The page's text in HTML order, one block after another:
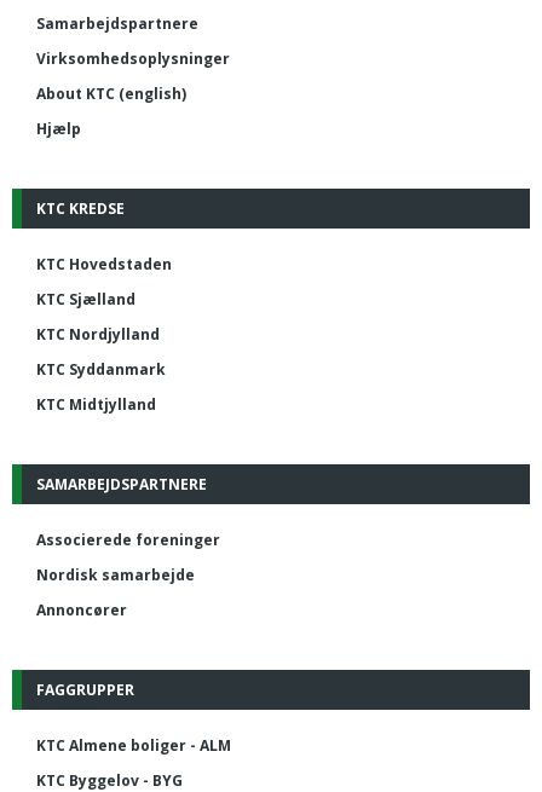
Samarbejdspartnere
Virksomhedsoplysninger
About KTC (english)
Hjælp
KTC KREDSE
KTC Hovedstaden
KTC Sjælland
KTC Nordjylland
KTC Syddanmark
KTC Midtjylland
SAMARBEJDSPARTNERE
Associerede foreninger
Nordisk samarbejde
Annoncører
FAGGRUPPER
KTC Almene boliger - ALM
KTC Byggelov - BYG